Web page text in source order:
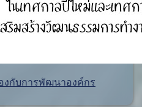
ยทัศน์ พันธกิจ ยุทธศาสตร์
ณ์ที่องค์กรได้สั่งสมมา
งกับการพัฒนาองค์กร